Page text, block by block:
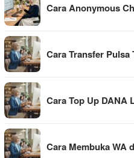
Cara Anonymous
Cara Transfer Pulsa
Cara Top Up DANA
Cara Membuka WA